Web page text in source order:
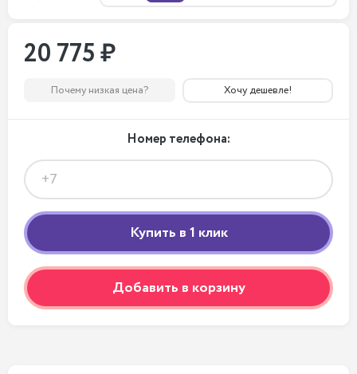
20 775 ₽
Почему низкая цена? Хочу дешевле!
Номер телефона:
Добавить в корзину